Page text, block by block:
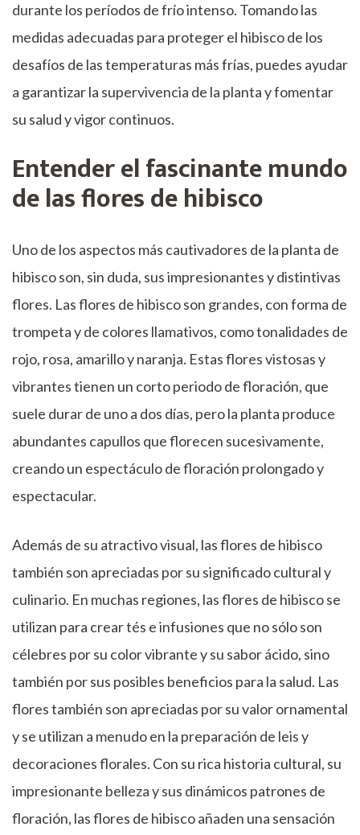
durante los períodos de frío intenso. Tomando las
medidas adecuadas para proteger el hibisco de los
desafíos de las temperaturas más frías, puedes ayudar
a garantizar la supervivencia de la planta y fomentar
su salud y vigor continuos.
Entender el fascinante mundo
de las flores de hibisco
Uno de los aspectos más cautivadores de la planta de
hibisco son, sin duda, sus impresionantes y distintivas
flores. Las flores de hibisco son grandes, con forma de
trompeta y de colores llamativos, como tonalidades de
rojo, rosa, amarillo y naranja. Estas flores vistosas y
vibrantes tienen un corto periodo de floración, que
suele durar de uno a dos días, pero la planta produce
abundantes capullos que florecen sucesivamente,
creando un espectáculo de floración prolongado y
espectacular.
Además de su atractivo visual, las flores de hibisco
también son apreciadas por su significado cultural y
culinario. En muchas regiones, las flores de hibisco se
utilizan para crear tés e infusiones que no sólo son
célebres por su color vibrante y su sabor ácido, sino
también por sus posibles beneficios para la salud. Las
flores también son apreciadas por su valor ornamental
y se utilizan a menudo en la preparación de leis y
decoraciones florales. Con su rica historia cultural, su
impresionante belleza y sus dinámicos patrones de
floración, las flores de hibisco añaden una sensación